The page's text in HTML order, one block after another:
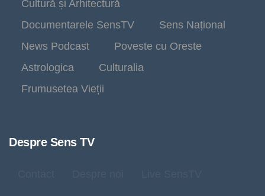
Cultură și Arhitectură
Documentarele SensTV
Sens Național
News Podcast
Poveste cu Oreste
Astrologica
Culturalia
Frumusetea Vieții
Despre Sens TV